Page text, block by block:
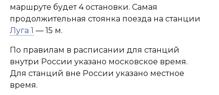
маршруте будет 4 остановки. Самая
продолжительная стоянка поезда на станции
Луга 1 — 15 м.
По правилам в расписании для станций
внутри России указано московское время.
Для станций вне России указано местное
время.